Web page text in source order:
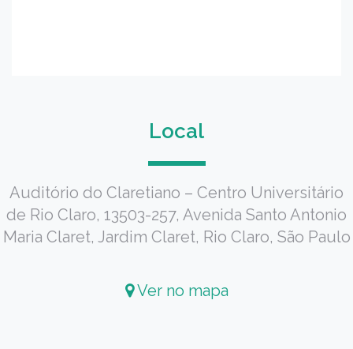
Local
Auditório do Claretiano – Centro Universitário
de Rio Claro, 13503-257, Avenida Santo Antonio
Maria Claret, Jardim Claret, Rio Claro, São Paulo
Ver no mapa